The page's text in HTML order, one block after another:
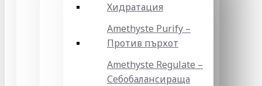
Хидратация
Amethyste Purify –
Против пърхот
Amethyste Regulate –
Себобалансираща